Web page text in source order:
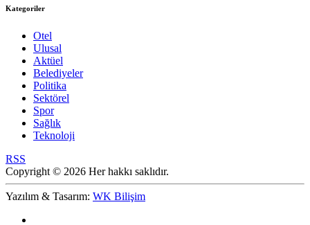
Kategoriler
Otel
Ulusal
Aktüel
Belediyeler
Politika
Sektörel
Spor
Sağlık
Teknoloji
RSS
Copyright © 2026 Her hakkı saklıdır.
Yazılım & Tasarım: WK Bilişim